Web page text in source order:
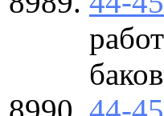
баков